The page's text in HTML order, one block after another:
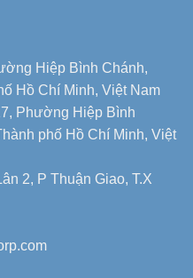
Hiệp Bình Chánh,
Hồ Chí Minh, Việt Nam
Phường Hiệp Bình
phố Hồ Chí Minh, Việt
2, P Thuận Giao, T.X